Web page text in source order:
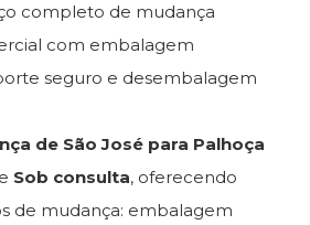
completo de mudança
com embalagem
seguro e desembalagem
de São José para Palhoça
Sob consulta, oferecendo
de mudança: embalagem